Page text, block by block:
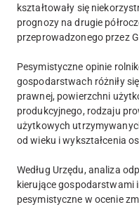
kształtowały się
prognozy na drugie
przeprowadzonego przez
Pesymistyczne opinie
gospodarstwach różniły
prawnej, powierzchni
produkcyjnego, rodzaju
użytkowych
od wieku i wykształcenia
Według Urzędu, analiza
kierujące gospodarstwami
pesymistyczne w ocenie